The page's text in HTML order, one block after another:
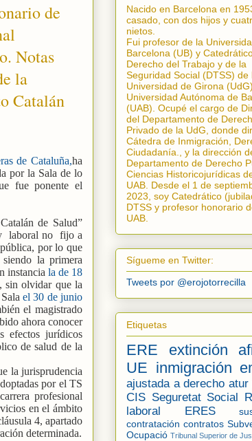
de
Notas
la
Catalán
de Cataluña,ha
por la Sala de lo
fue ponente el
de Salud”
laboral no fijo a
por lo que
la primera
instancia la de 18
sin olvidar que la
Salael 30 de junio
el magistrado
ahora conocer
efectos jurídicos
de salud de la
la jurisprudencia
por el TS
profesional
en el ámbito
4, apartado
determinada.
Nacido en Barcelona en
casado, con dos hijos y
nietos.
Fui profesor de la
Barcelona (UB) y
Derecho del Trabajo y de la
Seguridad Social (DTSS) de
Universidad de Girona
Universidad Autónoma de
(UAB). Ocupé el cargo de
del Departamento de
Privado de la UdG, donde
Cátedra de Inmigración,
Ciudadanía.
, y la dirección
Departamento de Derecho
Ciencias Historicojurídicas
UAB. Desde el 1 de
2023, soy Catedrático
DTSS y profesor honorario
UAB.
Sígueme en Twitter:
Tweets por @erojotorrecilla
Etiquetas
ERE extinción
UE inmigración
ajustada a derecho atur
CIS Seguretat Social
laboral
ERES
contratación contratos
Ocupació Tribunal Superior de